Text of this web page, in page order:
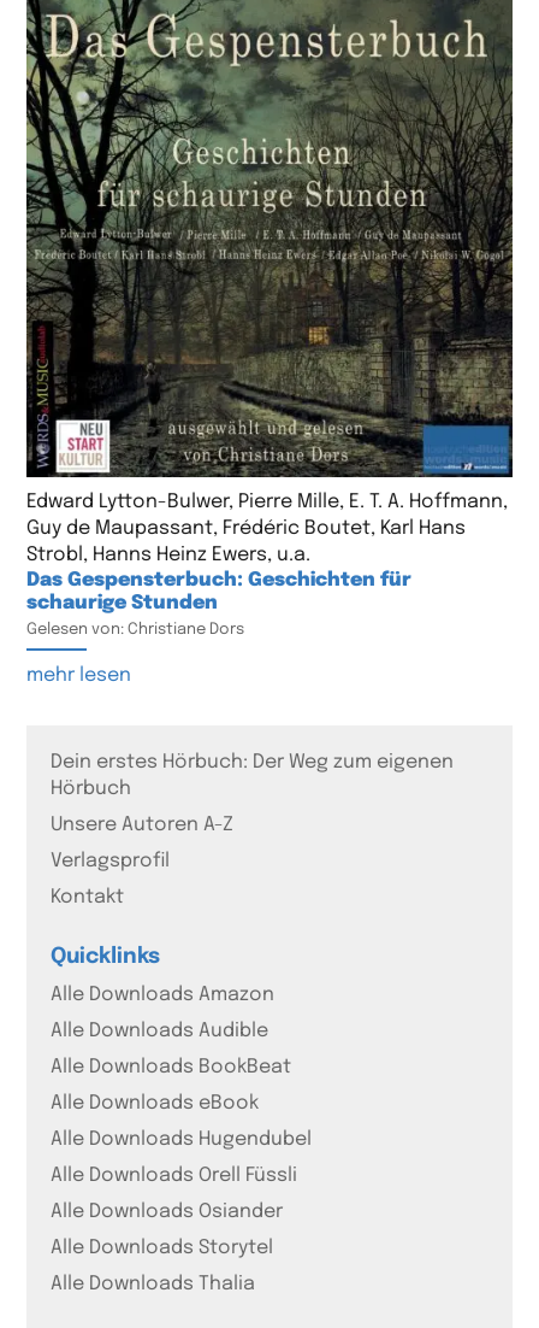
Edward Lytton-Bulwer, Pierre Mille, E. T. A. Hoffmann,
Guy de Maupassant, Frédéric Boutet, Karl Hans
Strobl, Hanns Heinz Ewers, u.a.
Das Gespensterbuch: Geschichten für
schaurige Stunden
Gelesen von: Christiane Dors
mehr lesen
Dein erstes Hörbuch: Der Weg zum eigenen
Hörbuch
Unsere Autoren A-Z
Verlagsprofil
Kontakt
Quicklinks
Alle Downloads Amazon
Alle Downloads Audible
Alle Downloads BookBeat
Alle Downloads eBook
Alle Downloads Hugendubel
Alle Downloads Orell Füssli
Alle Downloads Osiander
Alle Downloads Storytel
Alle Downloads Thalia